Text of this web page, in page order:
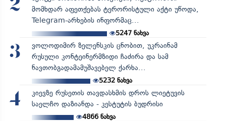
2
მომხდარ აფეთქებას ტერორისტული აქტი უწოდა,
Telegram-არხების ინფორმაც...
5247ნახვა
3
ვოლოდიმირ ზელენსკის ცნობით, უკრაინამ
რუსული კონტეინერმზიდი ჩაძირა და სამ
ნავთობგადამამუშავებელ ქარხა...
5232ნახვა
4
კიევზე რუსეთის თავდასხმის დროს ლიეტუვის
საელჩო დაზიანდა - კესტუტის ბუდრისი
4866ნახვა